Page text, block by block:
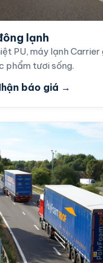
lạnh
PU, máy lạnh Carrier
phẩm tươi sống.
báo giá →